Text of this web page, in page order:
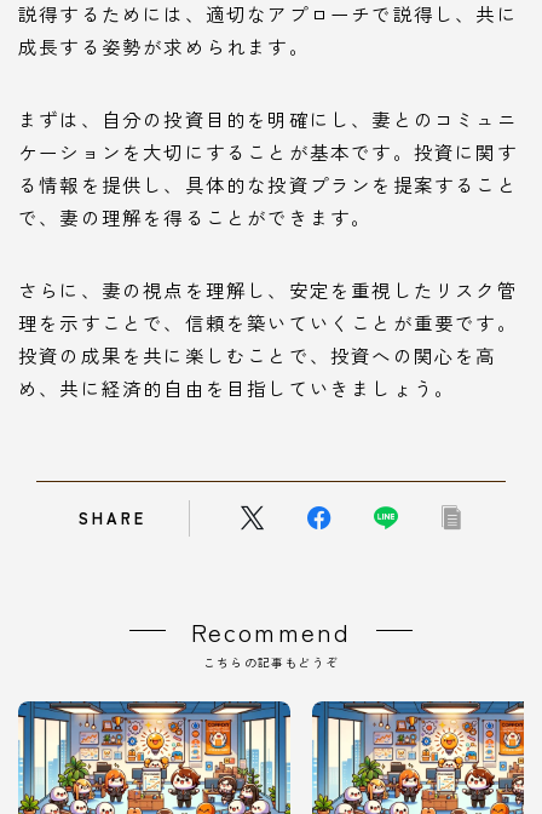
説得するためには、適切なアプローチで説得し、共に
成長する姿勢が求められます。
まずは、自分の投資目的を明確にし、妻とのコミュニ
ケーションを大切にすることが基本です。投資に関す
る情報を提供し、具体的な投資プランを提案すること
で、妻の理解を得ることができます。
さらに、妻の視点を理解し、安定を重視したリスク管
理を示すことで、信頼を築いていくことが重要です。
投資の成果を共に楽しむことで、投資への関心を高
め、共に経済的自由を目指していきましょう。
SHARE
Recommend
こちらの記事もどうぞ